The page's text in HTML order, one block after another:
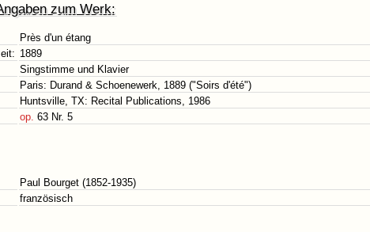
zum Werk:
Près d'un étang
1889
Singstimme und Klavier
Paris: Durand & Schoenewerk, 1889 ("Soirs d'été")
Huntsville, TX: Recital Publications, 1986
op. 63 Nr. 5
Paul Bourget (1852-1935)
französisch